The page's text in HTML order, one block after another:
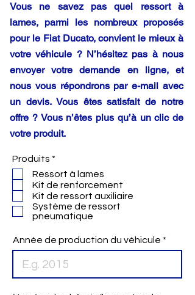
Vous ne savez pas quel ressort à
lames, parmi les nombreux proposés
pour le Fiat Ducato, convient le mieux à
votre véhicule ? N’hésitez pas à nous
envoyer votre demande en ligne, et
nous vous répondrons par e-mail avec
un devis. Vous êtes satisfait de notre
offre ? Vous n’êtes plus qu’à un clic de
votre produit.
Produits *
l
i
g
a
t
i
r
Ressort à lames
Kit de renforcement
Kit de ressort auxiliaire
Système de ressort
pneumatique
Année de production du véhicule